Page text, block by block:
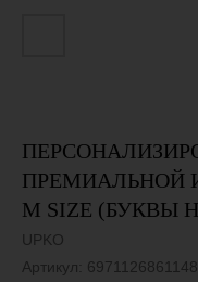
ПРЕМИАЛЬНОЙ
M SIZE (БУКВЫ
UPKO
Артикул: 6971126861148